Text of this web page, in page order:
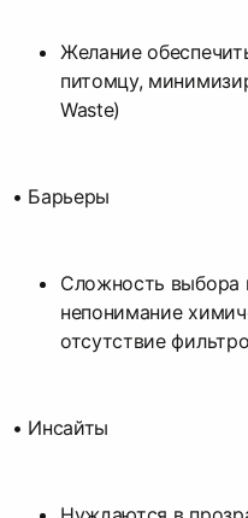
Желание
питомцу,
Waste)
• Барьеры
Сложность выбора
непонимание
отсутствие
• Инсайты